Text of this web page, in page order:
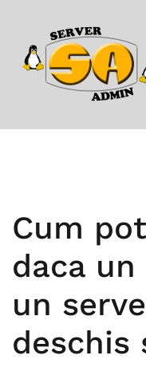
content
Cum
daca
un
deschis